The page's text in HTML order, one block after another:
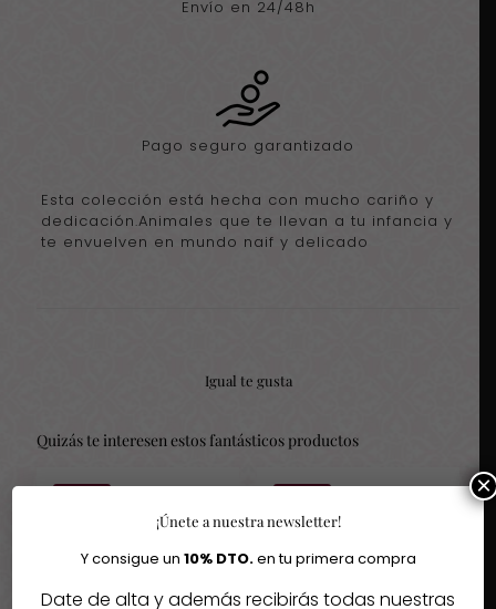
Envío en 24/48h
Pago seguro garantizado
Esta colección está hecha con mucho cariño y
dedicación.Animales que te llevan a tu infancia y
te envuelven en mundo naif y delicado
Igual te gusta
Quizás te interesen estos fantásticos productos
¡Únete a nuestra newsletter!
Y consigue un 10% DTO.en tu primera compra
Date de alta y además recibirás todas nuestras
×